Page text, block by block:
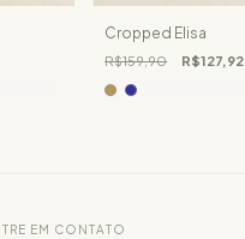
Cropped Elisa
R$159,90 R$127,92
EM CONTATO